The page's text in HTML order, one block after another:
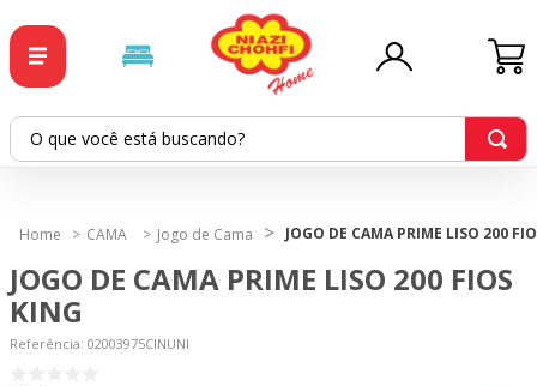
BAIXE O APP
O que você está buscando?
CAMA Jogo de Cama JOGO DE CAMA PRIME LISO 200
JOGO DE CAMA PRIME LISO 200 FIOS
KING
Referência: 02003975CINUNI
2 º
tapete
cortina